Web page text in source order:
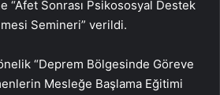
“Afet Sonrası Psikososyal Destek
Semineri” verildi.
“Deprem Bölgesinde Göreve
Mesleğe Başlama Eğitimi